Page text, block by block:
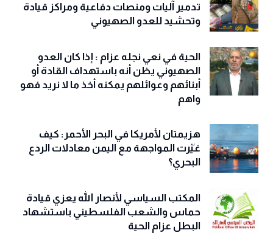
تدمير آليات ومنصات دفاعية ومراكز قيادة
وتحشيد للعدو الصهيوني
الحية في نعي نجله عزام : إذا كان العدو
الصهيوني يظن أنه باستهداف القادة أو
أبنائهم وعوائلهم يمكنه أخذ ما لا نريد فهو
واهم
هزيمتان لأمريكا في البحر الأحمر: كيف
غيّرت المواجهة مع اليمن معادلات الردع
البحري؟
المكتب السياسي لأنصار الله يعزي قيادة
حماس والشعب الفلسطيني باستشهاد
البطل عزام الحية